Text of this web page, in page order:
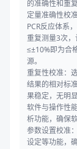
的准确性和重
定量准确性校
PCR反应体系
重复测量3次
≤±10%即为合
源。
重复性校准：
结果的相对标
果稳定，无明
软件与操作性
析功能，确保
参数设置校准
设定等功能，